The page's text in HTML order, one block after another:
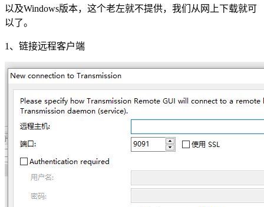
以及Windows版本，这个老左就不提供，我们从网上下载就可
以了。
1、链接远程客户端